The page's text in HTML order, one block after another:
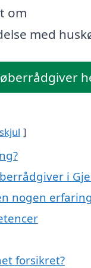
om
med
skjul
i
nogen
forsikret?